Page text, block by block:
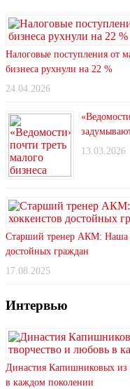
Налоговые поступления от
бизнеса рухнули на 22 %
24.04.2026
13.03.2026
Старший тренер АКМ: Наша
достойных граждан
17.08.2025
Интервью
Династия Капишниковых из
в каждом поколении